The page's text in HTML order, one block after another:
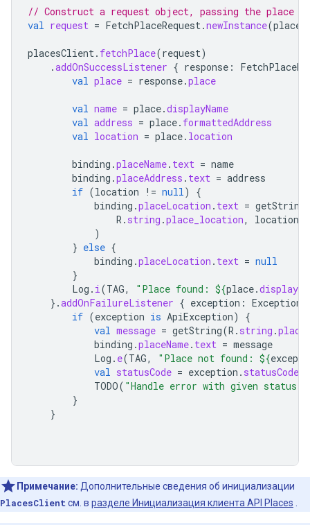
// Construct a request object, passing the place
val request = FetchPlaceRequest.newInstance(
placesClient. fetchPlace(request)
.addOnSuccessListener { response :
val place = response.place
val name = place.displayName
val address = place. formattedAddress
val location = place. location
binding .placeName. text = name
binding .placeAddress . text = address
if (location != null)
{
binding .placeLocation . text = getString
R . string .place_location, location
)
} else {
binding .placeLocation . text = null
}
Log . i(TAG, "Place found: ${place.
}.addOnFailureListener { exception : Exception
if (exception is ApiException)
{
val message = getString(R . string .
binding .placeName. text = message
Log . e(TAG, "Place not found: ${
val statusCode = exception . statusCode
TODO( "Handle error with given status
}
}
Примечание: Дополнительные сведения об инициализации
PlacesClient см. в разделе Инициализация клиента API Places